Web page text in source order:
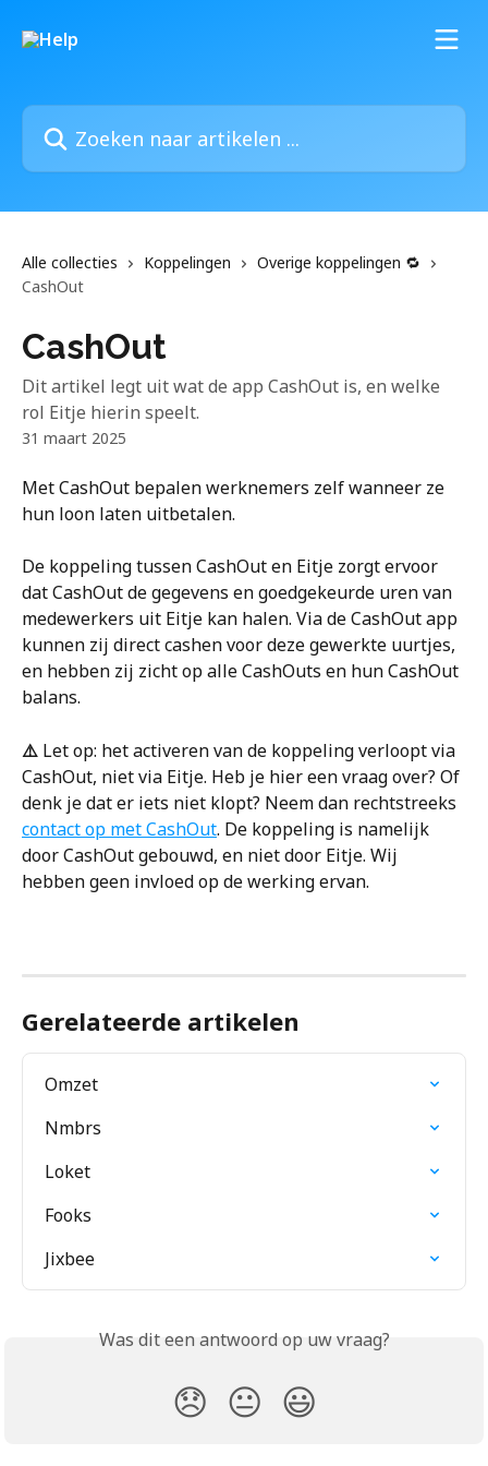
Zoeken naar artikelen ...
Alle collecties Koppelingen
Overige koppelingen 🔁
CashOut
CashOut
Dit artikel legt uit wat de app CashOut is, en welke
rol Eitje hierin speelt.
31 maart 2025
Met CashOut bepalen werknemers zelf wanneer ze
hun loon laten uitbetalen.
De koppeling tussen CashOut en Eitje zorgt ervoor
dat CashOut de gegevens en goedgekeurde uren van
medewerkers uit Eitje kan halen. Via de CashOut app
kunnen zij direct cashen voor deze gewerkte uurtjes,
en hebben zij zicht op alle CashOuts en hun CashOut
balans.
⚠️ Let op: het activeren van de koppeling verloopt via
CashOut, niet via Eitje. Heb je hier een vraag over? Of
denk je dat er iets niet klopt? Neem dan rechtstreeks
contact op met CashOut. De koppeling is namelijk
door CashOut gebouwd, en niet door Eitje. Wij
hebben geen invloed op de werking ervan.
Gerelateerde artikelen
Omzet
Nmbrs
Loket
Fooks
Jixbee
Was dit een antwoord op uw vraag?
😞 😐 😃